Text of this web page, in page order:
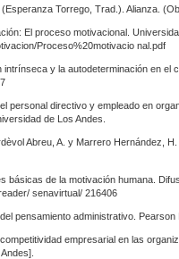
Torrego, Trad.). Alianza.
El proceso motivacional.
Proceso%20motivacio nal.pdf
y la autodeterminación en el
personal directivo y empleado en
de Los Andes.
Abreu, A. y Marrero Hernández,
básicas de la motivación humana.
senavirtual/ 216406
pensamiento administrativo. Pearson
empresarial en las